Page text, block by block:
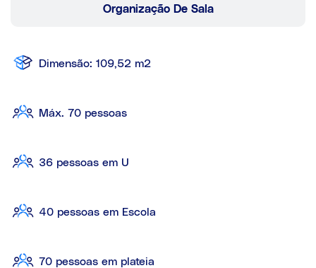
Organização De Sala
Dimensão: 109,52 m2
Máx. 70 pessoas
36 pessoas em U
40 pessoas em Escola
70 pessoas em plateia